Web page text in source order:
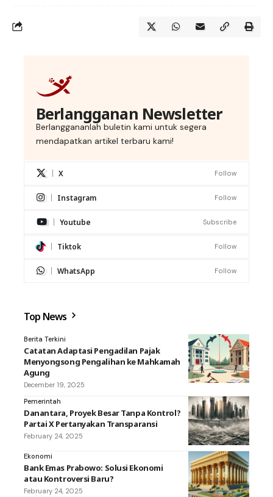
Berlangganan Newsletter
Berlanggananlah buletin kami untuk segera
mendapatkan artikel terbaru kami!
X Follow
Instagram Follow
Youtube Subscribe
Tiktok Follow
WhatsApp Follow
Top News
Berita Terkini
Catatan Adaptasi Pengadilan Pajak
Menyongsong Pengalihan ke Mahkamah
Agung
December 19, 2025
Pemerintah
Danantara, Proyek Besar Tanpa Kontrol?
Partai X Pertanyakan Transparansi
February 24, 2025
Ekonomi
Bank Emas Prabowo: Solusi Ekonomi
atau Kontroversi Baru?
February 24, 2025